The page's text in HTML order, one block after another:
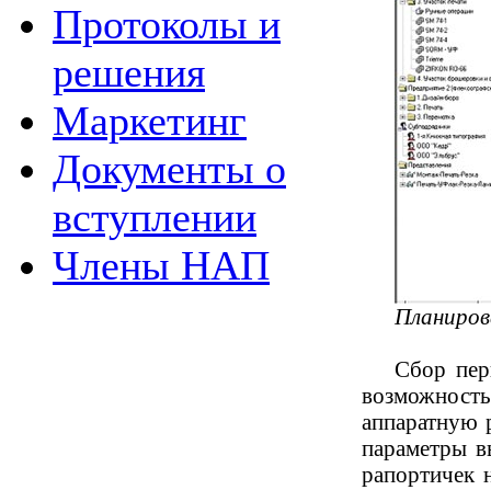
Протоколы и
решения
Маркетинг
Документы о
вступлении
Члены НАП
Сбор
аппаратную
параметры
рапортичек